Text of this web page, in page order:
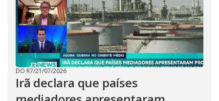
DO R7/21/07/2026
Irã declara que países